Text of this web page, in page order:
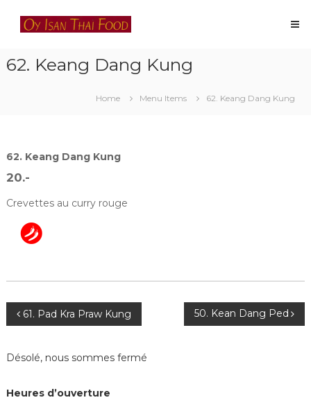
content
Oy
Isan
Food
62. Keang Dang Kung
Home Menu Items 62. Keang Dang Kung
62. Keang Dang Kung
20.-
Crevettes au curry rouge
Navigation
de
61. Pad Kra Praw Kung 50. Kean Dang Ped
Désolé, nous sommes fermé
Heures d’ouverture